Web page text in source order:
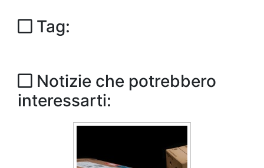
Tag:
Notizie che potrebbero
interessarti: